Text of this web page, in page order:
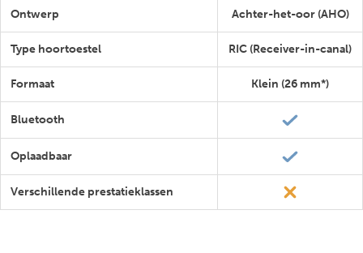
Ontwerp Achter-het-oor (AHO)
Type hoortoestel RIC (Receiver-in-canal)
Formaat Klein (26 mm*)
Bluetooth
Oplaadbaar
Verschillende prestatieklassen